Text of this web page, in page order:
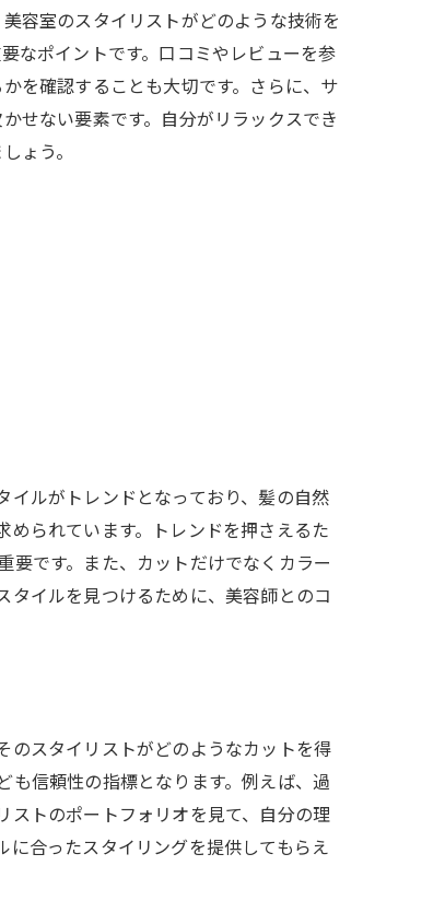
容室のスタイリストがどのような技術を
なポイントです。口コミやレビューを参
を確認することも大切です。さらに、サ
せない要素です。自分がリラックスでき
ょう。
イルがトレンドとなっており、髪の自然
られています。トレンドを押さえるた
要です。また、カットだけでなくカラー
タイルを見つけるために、美容師とのコ
のスタイリストがどのようなカットを得
も信頼性の指標となります。例えば、過
ストのポートフォリオを見て、自分の理
合ったスタイリングを提供してもらえ